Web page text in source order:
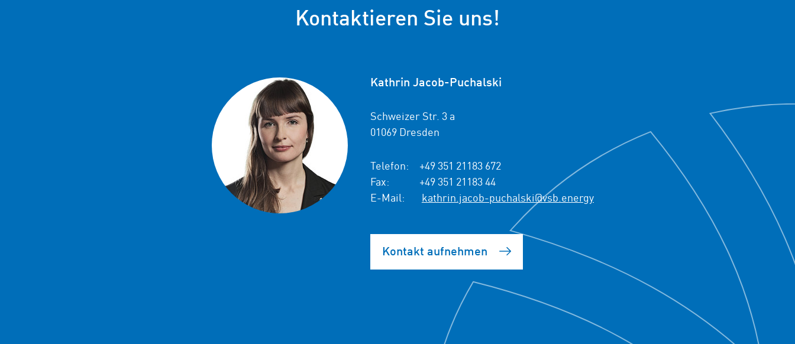
Kontaktieren Sie uns!
Kathrin Jacob-Puchalski
Schweizer Str. 3 a
01069 Dresden
Telefon:
+49 351 21183 672
Fax:
+49 351 21183 44
E-Mail:
kathrin.jacob-puchalski@vsb.energy
Kontakt aufnehmen